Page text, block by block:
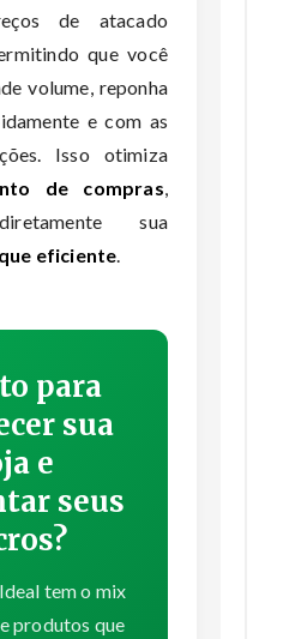
de atacado
que você
volume, reponha
e com as
Isso otimiza
de compras,
sua
eficiente.
para
sua
e
seus
tem o mix
produtos que